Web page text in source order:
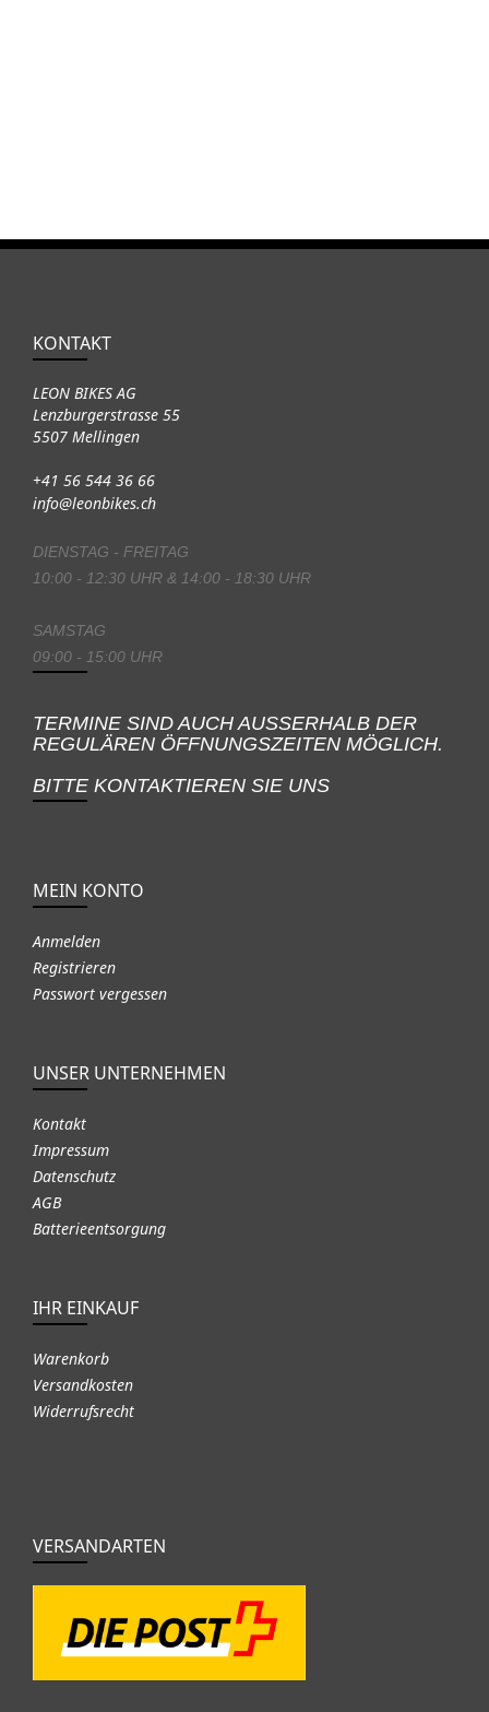
KONTAKT
LEON BIKES AG
Lenzburgerstrasse 55
5507 Mellingen
+41 56 544 36 66
info@leonbikes.ch
DIENSTAG - FREITAG
10:00 - 12:30 UHR & 14:00 - 18:30 UHR
SAMSTAG
09:00 - 15:00 UHR
TERMINE SIND AUCH AUSSERHALB DER
REGULÄREN ÖFFNUNGSZEITEN MÖGLICH.
BITTE KONTAKTIEREN SIE UNS
MEIN KONTO
Anmelden
Registrieren
Passwort vergessen
UNSER UNTERNEHMEN
Kontakt
Impressum
Datenschutz
AGB
Batterieentsorgung
IHR EINKAUF
Warenkorb
Versandkosten
Widerrufsrecht
VERSANDARTEN